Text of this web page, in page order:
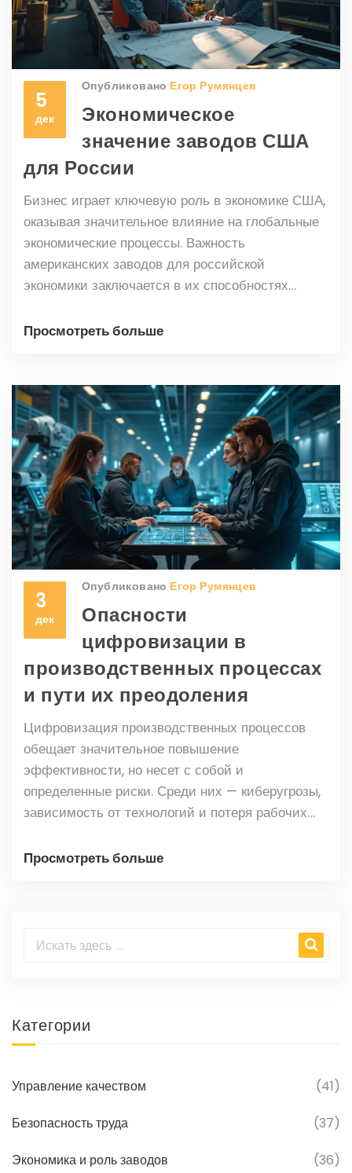
5
дек
Опубликовано Егор Румянцев
Экономическое
значение заводов США
для России
Бизнес играет ключевую роль в экономике США,
оказывая значительное влияние на глобальные
экономические процессы. Важность
американских заводов для российской
экономики заключается в их способностях
стабильную цепочку поставок. В этой статье
обсуждаются перспективы российско-
американского сотрудничества в сфере
производства. Рассматривается роль заводов
как важного экономического ресурса и
платформы для инноваций.
Просмотреть больше
3
дек
Опубликовано Егор Румянцев
Опасности
цифровизации в
производственных процессах
и пути их преодоления
Цифровизация производственных процессов
обещает значительное повышение
эффективности, но несет с собой и
определенные риски. Среди них — киберугрозы,
зависимость от технологий и потеря рабочих
проблемы, связанные с внедрением цифровых
рекомендации для успешной интеграции
Просмотреть больше
Категории
Управление качеством (41)
Безопасность труда (37)
Экономика и роль заводов (36)